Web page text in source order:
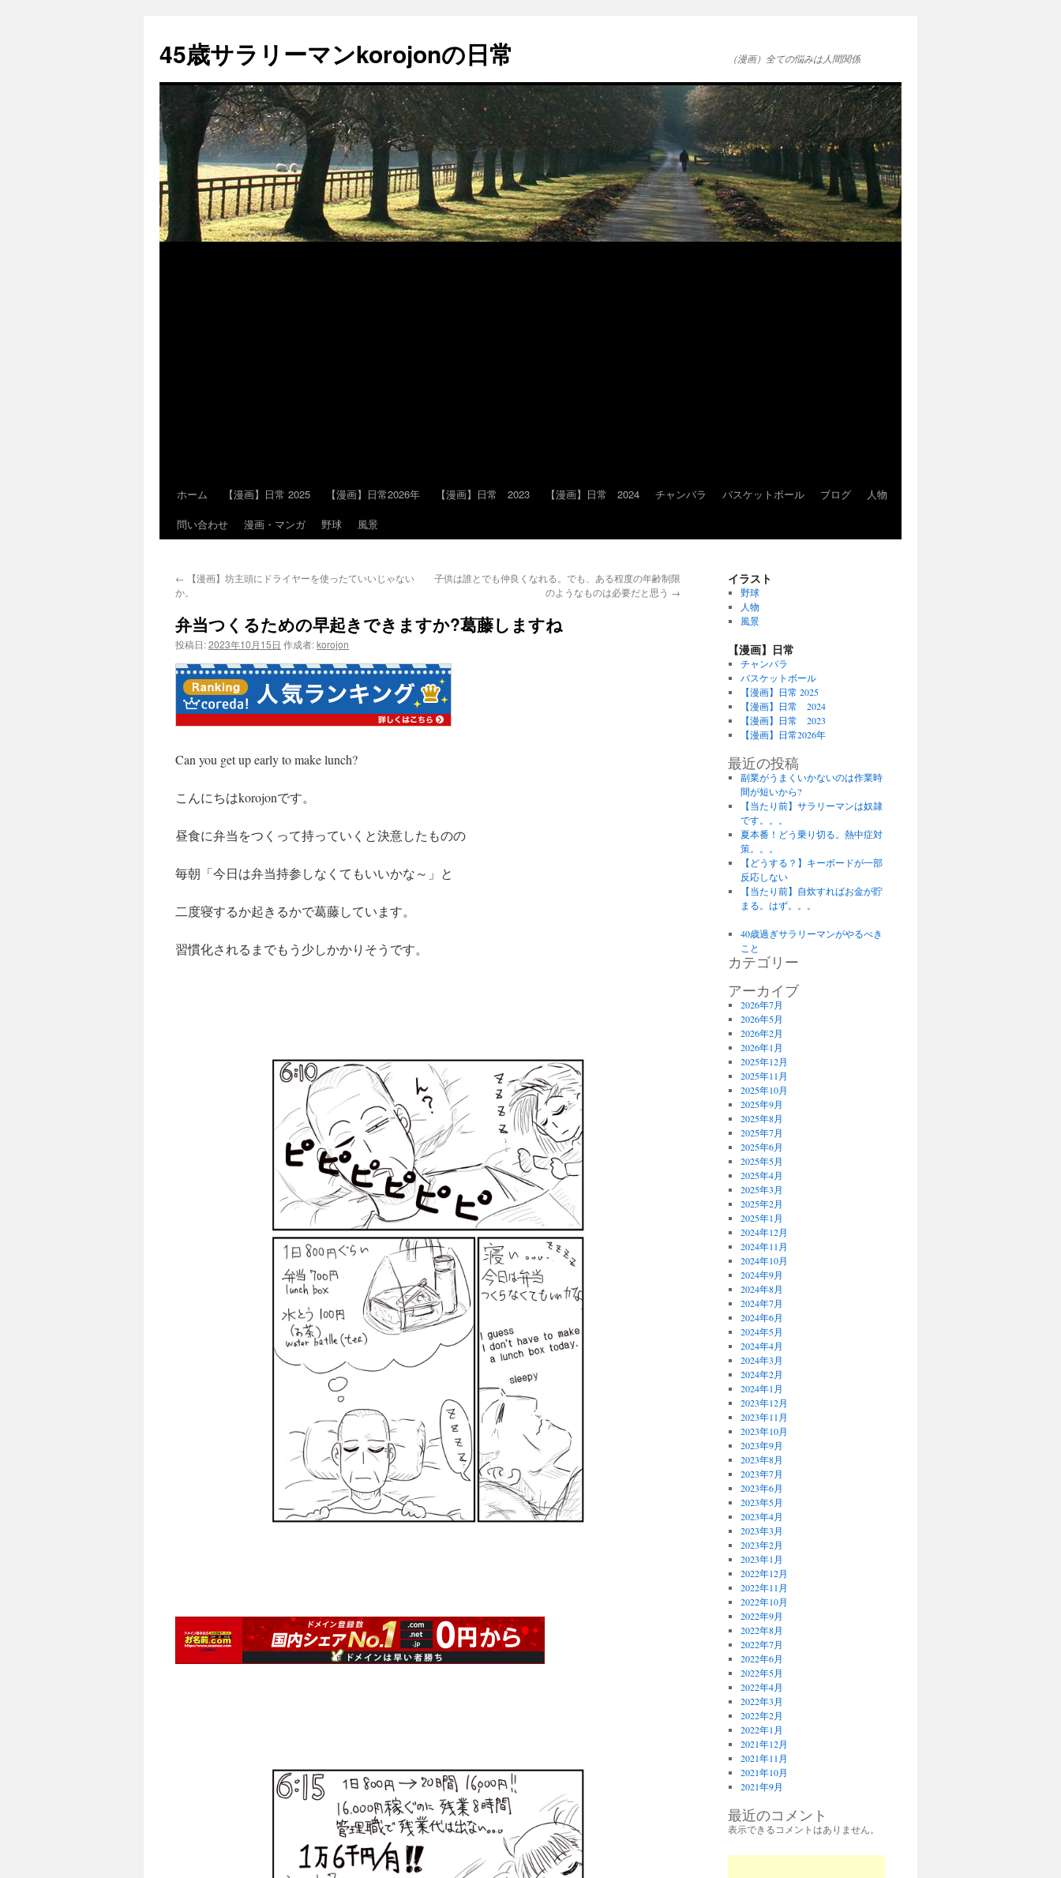
45歳サラリーマンkorojonの日常 （漫画）全ての悩みは人間関係
へ
プ
ホーム 【漫画】日常 2025 【漫画】日常2026年 【漫画】日常 2023 【漫画】日常 2024 チャンバラ バスケットボール ブログ
人物
問い合わせ
漫画・マンガ 野球 風景
← 【漫画】坊主頭にドライヤーを使ったていいじゃない
か。
子供は誰とでも仲良くなれる。でも、ある程度の年齢制限
のようなものは必要だと思う →
弁当つくるための早起きできますか?葛藤しますね
投稿日:2023年10月15日 作成者:korojon
Can you get up early to make lunch?
こんにちはkorojonです。
昼食に弁当をつくって持っていくと決意したものの
毎朝「今日は弁当持参しなくてもいいかな～」と
二度寝するか起きるかで葛藤しています。
習慣化されるまでもう少しかかりそうです。
イラスト
野球
人物
風景
【漫画】日常
チャンバラ
バスケットボール
【漫画】日常 2025
【漫画】日常 2024
【漫画】日常 2023
【漫画】日常2026年
最近の投稿
副業がうまくいかないのは作業時
間が短いから?
【当たり前】サラリーマンは奴隷
です。。。
夏本番！どう乗り切る。熱中症対
策。。。
【どうする？】キーボードが一部
反応しない
【当たり前】自炊すればお金が貯
まる。はず。。。
40歳過ぎサラリーマンがやるべき
こと
カテゴリー
アーカイブ
2026年7月
2026年5月
2026年2月
2026年1月
2025年12月
2025年11月
2025年10月
2025年9月
2025年8月
2025年7月
2025年6月
2025年5月
2025年4月
2025年3月
2025年2月
2025年1月
2024年12月
2024年11月
2024年10月
2024年9月
2024年8月
2024年7月
2024年6月
2024年5月
2024年4月
2024年3月
2024年2月
2024年1月
2023年12月
2023年11月
2023年10月
2023年9月
2023年8月
2023年7月
2023年6月
2023年5月
2023年4月
2023年3月
2023年2月
2023年1月
2022年12月
2022年11月
2022年10月
2022年9月
2022年8月
2022年7月
2022年6月
2022年5月
2022年4月
2022年3月
2022年2月
2022年1月
2021年12月
2021年11月
2021年10月
2021年9月
最近のコメント
表示できるコメントはありません。